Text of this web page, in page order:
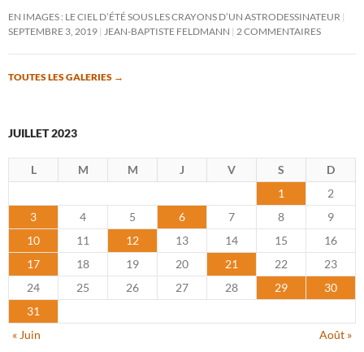
EN IMAGES : LE CIEL D’ÉTÉ SOUS LES CRAYONS D’UN ASTRODESSINATEUR
SEPTEMBRE 3, 2019 JEAN-BAPTISTE FELDMANN 2 COMMENTAIRES
TOUTES LES GALERIES →
JUILLET 2023
L M M J V S
D
1
2
3
4 5 6 7 8
9
10
11 12 13 14 15
16
17
18 19 20 21 22
23
24
25 26 27 28 29
30
31
« Juin
Août »